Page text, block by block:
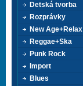
Detská tvorba
Rozprávky
New Age+Relax
Reggae+Ska
Punk Rock
Import
Blues